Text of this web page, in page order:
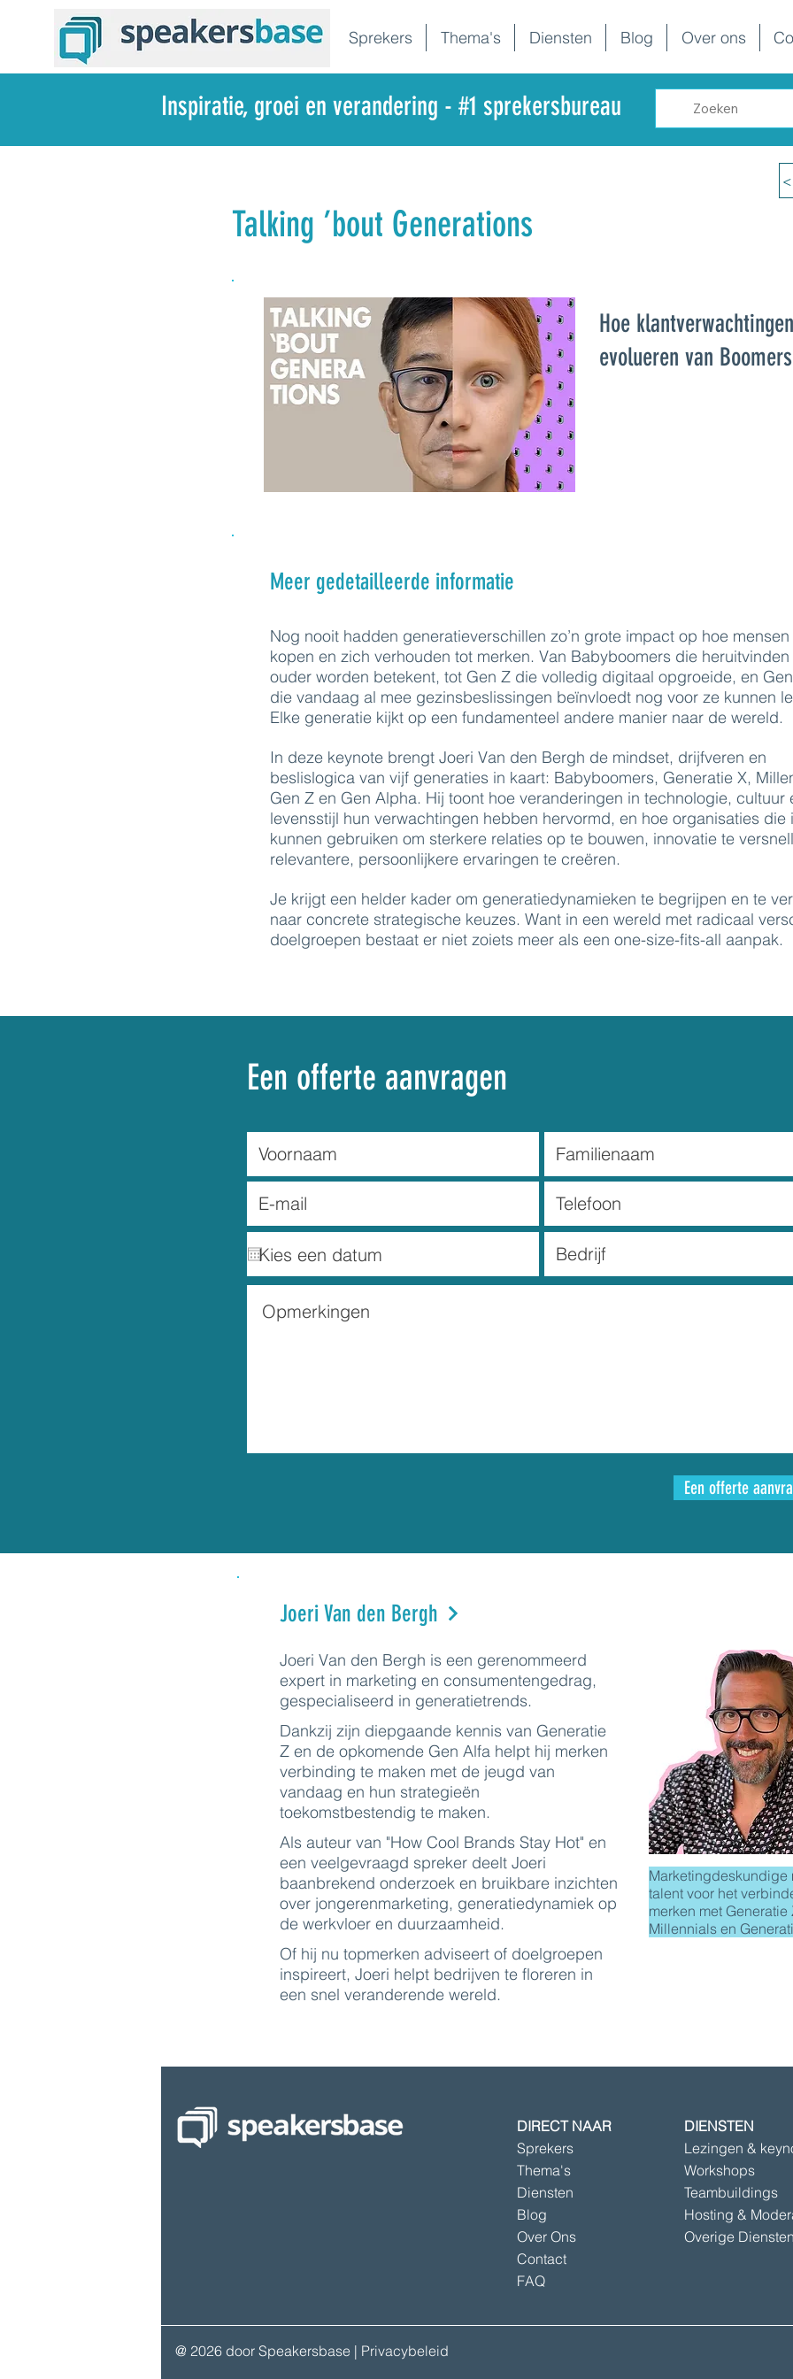
Sprekers Thema's Diensten Blog Over ons
Talking ’bout Generations
Hoe klantverwachtingen
evolueren van
Meer gedetailleerde informatie
Nog nooit hadden generatieverschillen zo’n grote impact op hoe
kopen en zich verhouden tot merken. Van Babyboomers die
ouder worden betekent, tot Gen Z die volledig digitaal opgroeide, en
die vandaag al mee gezinsbeslissingen beïnvloedt nog voor ze kunnen
Elke generatie kijkt op een fundamenteel andere manier naar de wereld.
In deze keynote brengt Joeri Van den Bergh de mindset, drijfveren en
beslislogica van vijf generaties in kaart: Babyboomers, Generatie X,
Gen Z en Gen Alpha. Hij toont hoe veranderingen in technologie, cultuur
levensstijl hun verwachtingen hebben hervormd, en hoe organisaties die
kunnen gebruiken om sterkere relaties op te bouwen, innovatie te
relevantere, persoonlijkere ervaringen te creëren.
Je krijgt een helder kader om generatiedynamieken te begrijpen en te
naar concrete strategische keuzes. Want in een wereld met radicaal
doelgroepen bestaat er niet zoiets meer als een one-size-fits-all aanpak.
Een offerte aanvragen
Een offerte
Joeri Van den Bergh
Joeri Van den Bergh is een gerenommeerd
expert in marketing en consumentengedrag,
gespecialiseerd in generatietrends.
Dankzij zijn diepgaande kennis van Generatie
Z en de opkomende Gen Alfa helpt hij merken
verbinding te maken met de jeugd van
vandaag en hun strategieën
toekomstbestendig te maken.
Als auteur van "How Cool Brands Stay Hot" en
een veelgevraagd spreker deelt Joeri
baanbrekend onderzoek en bruikbare inzichten
over jongerenmarketing, generatiedynamiek op
de werkvloer en duurzaamheid.
Of hij nu topmerken adviseert of doelgroepen
inspireert, Joeri helpt bedrijven te floreren in
een snel veranderende wereld.
Marketingdeskundige
talent voor het
merken met Generatie
Millennials en
Inspiratie, groei en verandering - #1 sprekersbureau
DIRECT NAAR
Sprekers
Thema's
Diensten
Blog
Over Ons
Contact
FAQ
DIENSTEN
Lezingen &
Workshops
Teambuildings
Hosting &
Overige
@ 2026 door Speakersbase | Privacybeleid